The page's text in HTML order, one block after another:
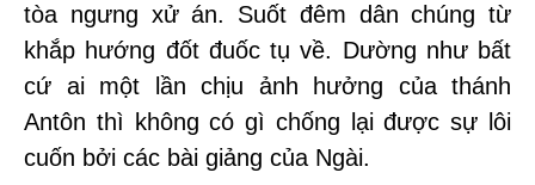
tòa ngưng xử án. Suốt đêm dân chúng từ
khắp hướng đốt đuốc tụ về. Dường như bất
cứ ai một lần chịu ảnh hưởng của thánh
Antôn thì không có gì chống lại được sự lôi
cuốn bởi các bài giảng của Ngài.